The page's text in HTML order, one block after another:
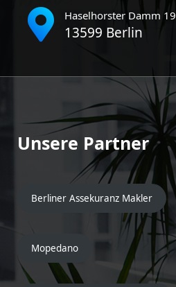
Haselhorster Damm 19
13599 Berlin
Unsere Partner
Berliner Assekuranz Makler
Mopedano